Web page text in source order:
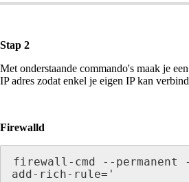
Stap 2
Met onderstaande commando's maak je
IP adres zodat enkel je eigen IP kan
Firewalld
firewall-cmd --permanent
add-rich-rule='